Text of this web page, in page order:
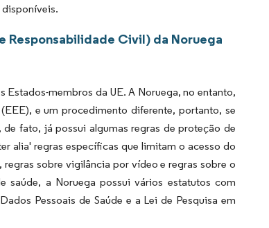
disponíveis.
Responsabilidade Civil) da Noruega
membros da UE. A Noruega, no entanto,
e um procedimento diferente, portanto, se
fato, já possui algumas regras de proteção de
alia' regras específicas que limitam o acesso do
sobre vigilância por vídeo e regras sobre o
a Noruega possui vários estatutos com
Pessoais de Saúde e a Lei de Pesquisa em